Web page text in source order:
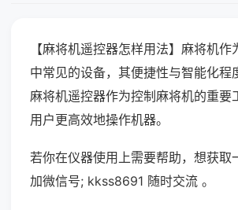
【麻将机遥控器怎样用法】麻将机
中常见的设备，其便捷性与智能化程
麻将机遥控器作为控制麻将机的重要
用户更高效地操作机器。
若你在仪器使用上需要帮助，想获取
加微信号; kkss8691 随时交流 。